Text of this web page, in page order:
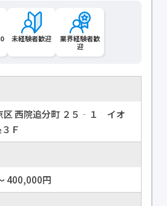
未経験者歓迎
業界経験者歓
迎
区 西院追分町 ２５‐１ イオ
Ｆ
400,000円